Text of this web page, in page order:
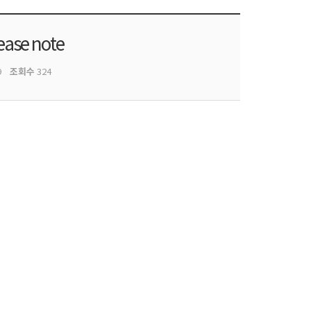
note
조회수 324